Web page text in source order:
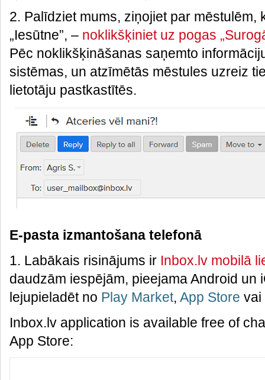
2. Palīdziet mums, ziņojiet par mēstulēm,
„Iesūtne”, – noklikšķiniet uz pogas
Pēc noklikšķināšanas saņemto
sistēmas, un atzīmētās mēstules uzreiz
lietotāju pastkastītēs.
E-pasta izmantošana telefonā
1. Labākais risinājums ir Inbox.lv mobilā
daudzām iespējām, pieejama Android un
lejupieladēt no Play Market, App Store vai
Inbox.lv application is available free of
App Store: